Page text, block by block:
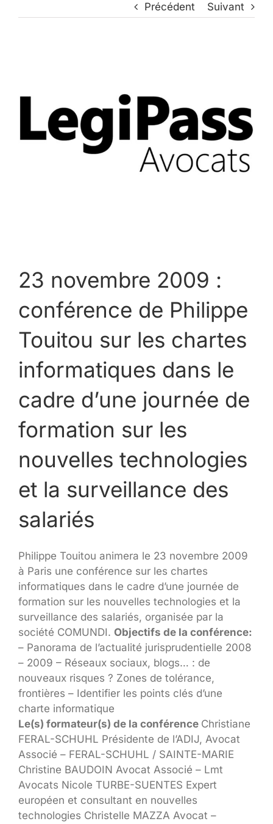
Précédent Suivant
23 novembre 2009 :
conférence de Philippe
Touitou sur les chartes
informatiques dans le
cadre d’une journée de
formation sur les
nouvelles technologies
et la surveillance des
salariés
Philippe Touitou animera le 23 novembre 2009
à Paris une conférence sur les chartes
informatiques dans le cadre d’une journée de
formation sur les nouvelles technologies et la
surveillance des salariés, organisée par la
société COMUNDI. Objectifs de la conférence:
– Panorama de l’actualité jurisprudentielle 2008
– 2009 – Réseaux sociaux, blogs… : de
nouveaux risques ? Zones de tolérance,
frontières – Identifier les points clés d’une
charte informatique
Le(s) formateur(s) de la conférence Christiane
FERAL-SCHUHL Présidente de l’ADIJ, Avocat
Associé – FERAL-SCHUHL / SAINTE-MARIE
Christine BAUDOIN Avocat Associé – Lmt
Avocats Nicole TURBE-SUENTES Expert
européen et consultant en nouvelles
technologies Christelle MAZZA Avocat –